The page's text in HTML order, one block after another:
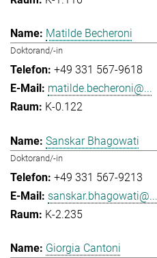
Matilde Becheroni
Doktorand/-in
+49 331 567-9618
matilde.becheroni@...
K-0.122
Sanskar Bhagowati
Doktorand/-in
+49 331 567-9213
sanskar.bhagowati@...
K-2.235
Giorgia Cantoni